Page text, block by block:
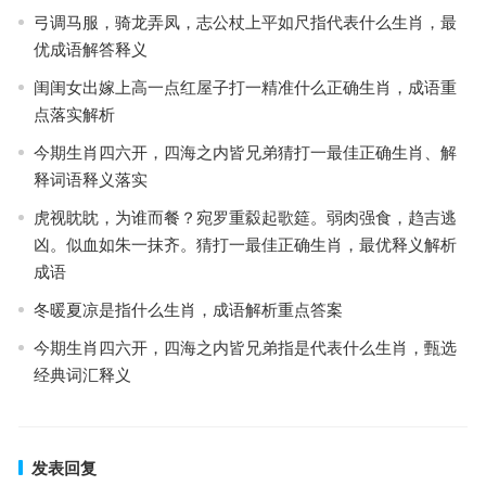
弓调马服，骑龙弄凤，志公杖上平如尺指代表什么生肖，最
优成语解答释义
闺闺女出嫁上高一点红屋子打一精准什么正确生肖，成语重
点落实解析
今期生肖四六开，四海之内皆兄弟猜打一最佳正确生肖、解
释词语释义落实
虎视眈眈，为谁而餐？宛罗重縠起歌筵。弱肉强食，趋吉逃
凶。似血如朱一抹齐。猜打一最佳正确生肖，最优释义解析
成语
冬暖夏凉是指什么生肖，成语解析重点答案
今期生肖四六开，四海之内皆兄弟指是代表什么生肖，甄选
经典词汇释义
发表回复